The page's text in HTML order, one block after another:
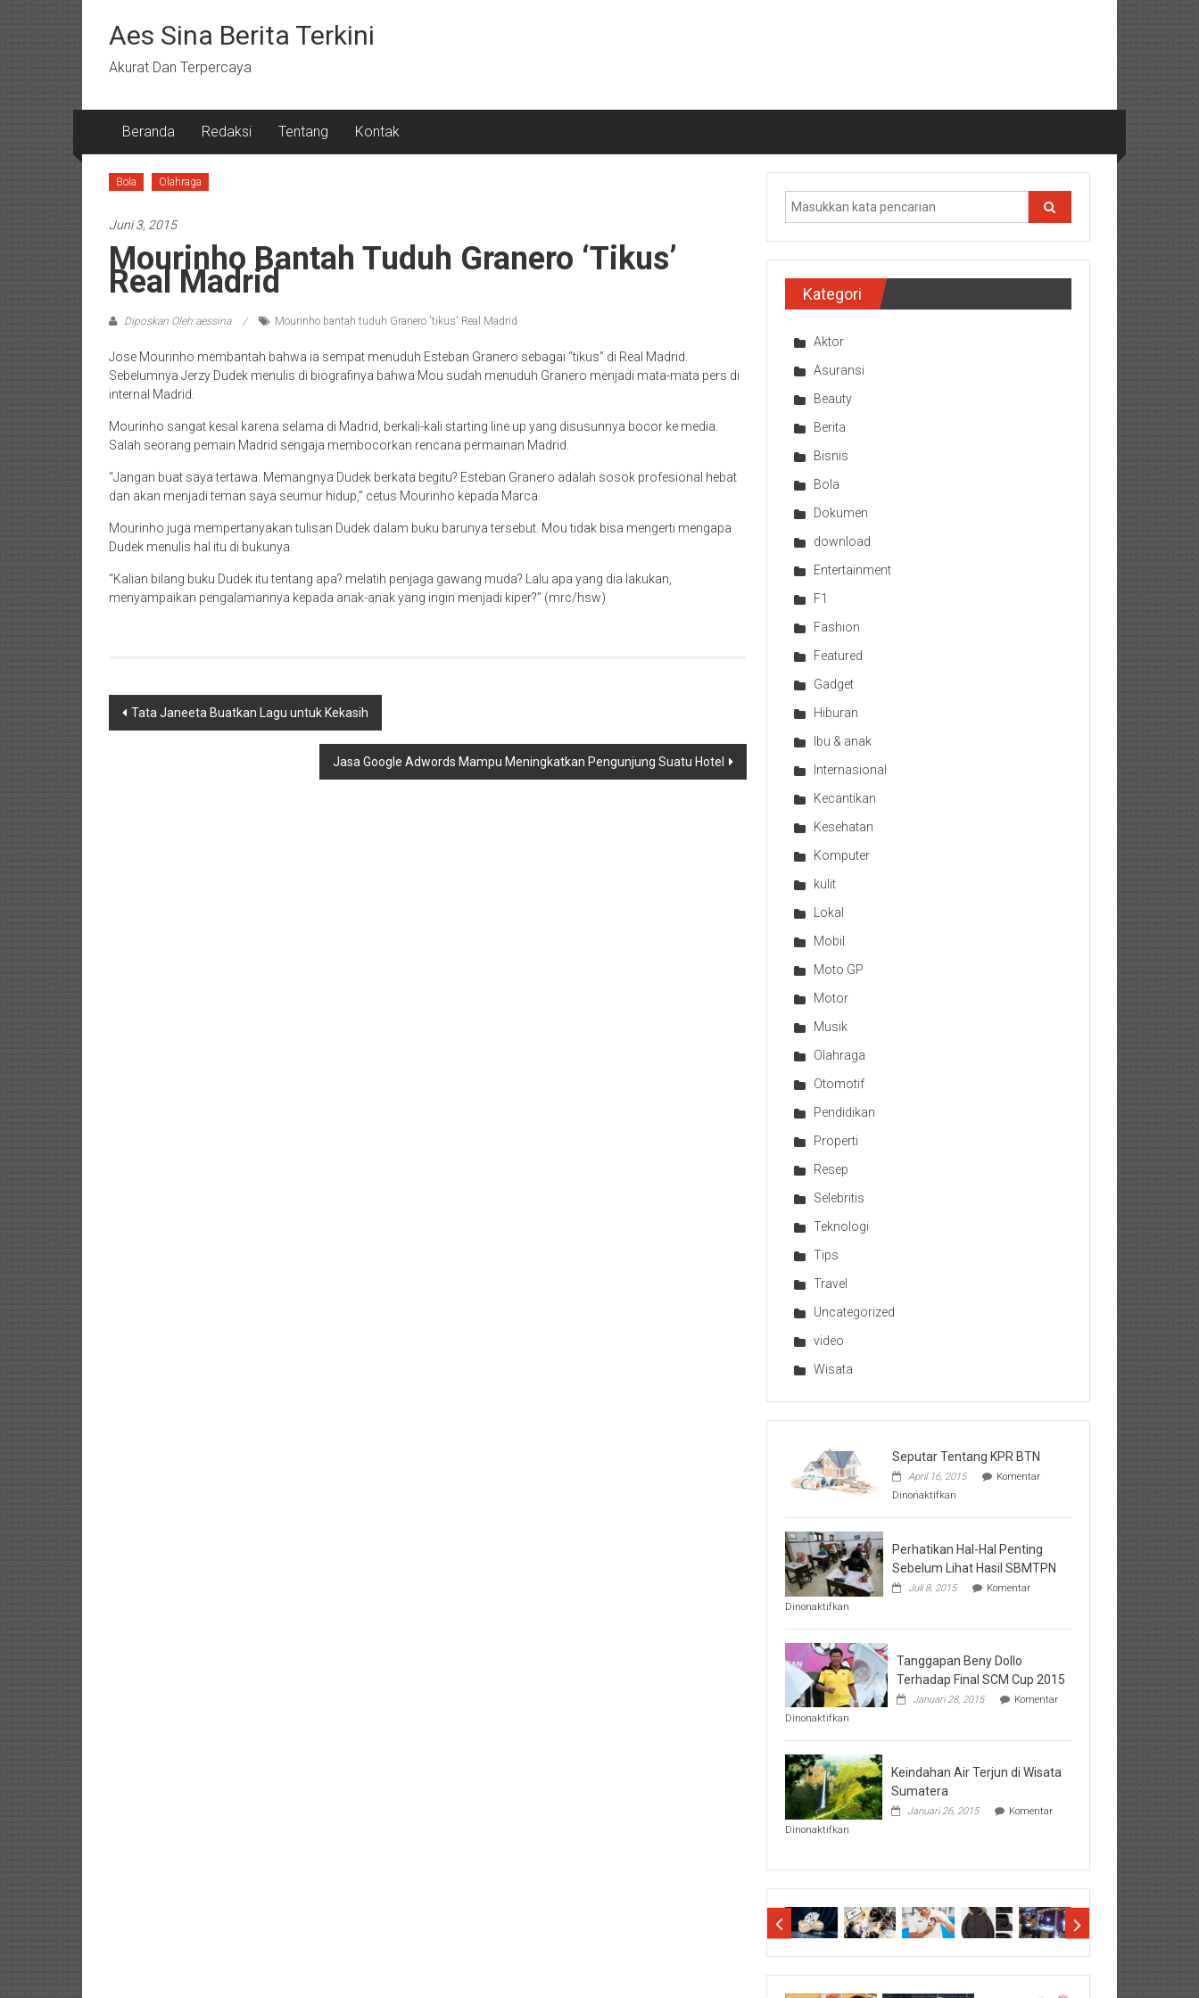
kontenAes Sina Berita Terkini
Akurat Dan Terpercaya
Beranda Redaksi Tentang Kontak
Bola Olahraga
Juni 3, 2015
Mourinho Bantah Tuduh Granero ‘tikus’
Real Madrid
Diposkan Oleh:aessina Mourinho bantah tuduh Granero 'tikus' Real Madrid
Jose Mourinho membantah bahwa ia sempat menuduh Esteban Granero sebagai “tikus” di Real Madrid.
Sebelumnya Jerzy Dudek menulis di biografinya bahwa Mou sudah menuduh Granero menjadi mata-mata pers di
internal Madrid.
Mourinho sangat kesal karena selama di Madrid, berkali-kali starting line up yang disusunnya bocor ke media.
Salah seorang pemain Madrid sengaja membocorkan rencana permainan Madrid.
“Jangan buat saya tertawa. Memangnya Dudek berkata begitu? Esteban Granero adalah sosok profesional hebat
dan akan menjadi teman saya seumur hidup,” cetus Mourinho kepada Marca.
Mourinho juga mempertanyakan tulisan Dudek dalam buku barunya tersebut. Mou tidak bisa mengerti mengapa
Dudek menulis hal itu di bukunya.
“Kalian bilang buku Dudek itu tentang apa? melatih penjaga gawang muda? Lalu apa yang dia lakukan,
menyampaikan pengalamannya kepada anak-anak yang ingin menjadi kiper?” (mrc/hsw)
Navigasi
Tata Janeeta Buatkan Lagu untuk Kekasih
Jasa Google Adwords Mampu Meningkatkan Pengunjung Suatu Hotel
Kategori
Aktor
Asuransi
Beauty
Berita
Bisnis
Bola
Dokumen
download
Entertainment
F1
Fashion
Featured
Gadget
Hiburan
Ibu & anak
Internasional
Kecantikan
Kesehatan
Komputer
kulit
Lokal
Mobil
Moto GP
Motor
Musik
Olahraga
Otomotif
Pendidikan
Properti
Resep
Selebritis
Teknologi
Tips
Travel
Uncategorized
video
Wisata
Seputar Tentang KPR BTN
April 16, 2015
Komentar
Dinonaktifkan
Tentang
BTN
Perhatikan Hal-Hal Penting
Sebelum Lihat Hasil SBMTPN
Juli 8, 2015
Komentar
Dinonaktifkan
Hal-
Hal
Penting
Sebelum
Lihat
Hasil
Tanggapan Beny Dollo
Terhadap Final SCM Cup 2015
Januari 28, 2015
Komentar
Dinonaktifkan
Beny
Dollo
Terhadap
Final
SCM
Cup
Keindahan Air Terjun di Wisata
Sumatera
Januari 26, 2015
Komentar
Dinonaktifkan
Terjun
Sumatera